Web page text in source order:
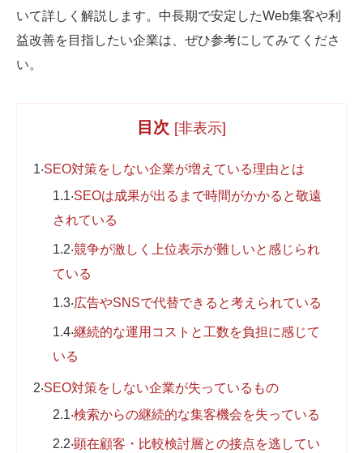
いて詳しく解説します。中長期で安定したWeb集客や利
益改善を目指したい企業は、ぜひ参考にしてみてくださ
い。
目次 [非表示]
1SEO対策をしない企業が増えている理由とは
1.1SEOは成果が出るまで時間がかかると敬遠
されている
1.2競争が激しく上位表示が難しいと感じられ
ている
1.3広告やSNSで代替できると考えられている
1.4継続的な運用コストと工数を負担に感じて
いる
2SEO対策をしない企業が失っているもの
2.1検索からの継続的な集客機会を失っている
2.2顕在顧客・比較検討層との接点を逃してい